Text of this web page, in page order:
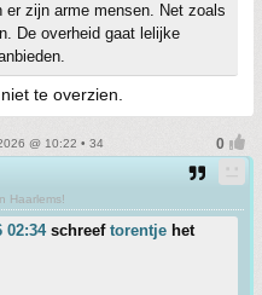
er zijn arme mensen. Net zoals
De overheid gaat lelijke
te overzien.
@ 10:22 • 34
Haarlems!
02:34schreef torentje het